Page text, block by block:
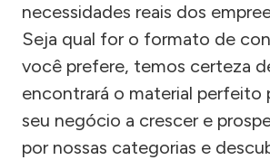
necessidades reais dos
Seja qual for o formato de
você prefere, temos certeza
encontrará o material perfeito
seu negócio a crescer e
por nossas categorias e